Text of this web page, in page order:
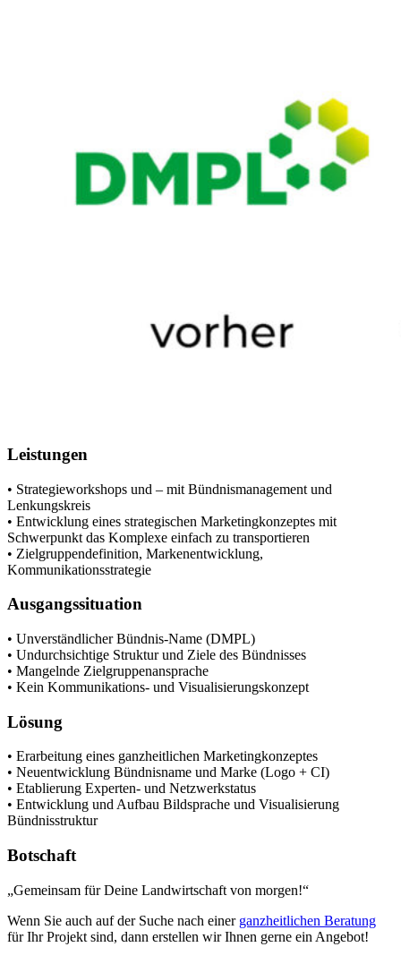
Leistungen
• Strategieworkshops und – mit Bündnismanagement und
Lenkungskreis
• Entwicklung eines strategischen Marketingkonzeptes mit
Schwerpunkt das Komplexe einfach zu transportieren
• Zielgruppendefinition, Markenentwicklung,
Kommunikationsstrategie
Ausgangssituation
• Unverständlicher Bündnis-Name (DMPL)
• Undurchsichtige Struktur und Ziele des Bündnisses
• Mangelnde Zielgruppenansprache
• Kein Kommunikations- und Visualisierungskonzept
Lösung
• Erarbeitung eines ganzheitlichen Marketingkonzeptes
• Neuentwicklung Bündnisname und Marke (Logo + CI)
• Etablierung Experten- und Netzwerkstatus
• Entwicklung und Aufbau Bildsprache und Visualisierung
Bündnisstruktur
Botschaft
„Gemeinsam für Deine Landwirtschaft von morgen!“
Wenn Sie auch auf der Suche nach einer ganzheitlichen Beratung
für Ihr Projekt sind, dann erstellen wir Ihnen gerne ein Angebot!